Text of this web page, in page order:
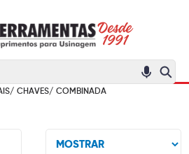
CHAVES/ COMBINADA